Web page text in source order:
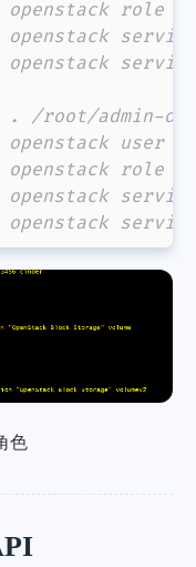
openstack role
openstack
openstack
. /root/admin-
openstack user
openstack role
openstack
openstack
色